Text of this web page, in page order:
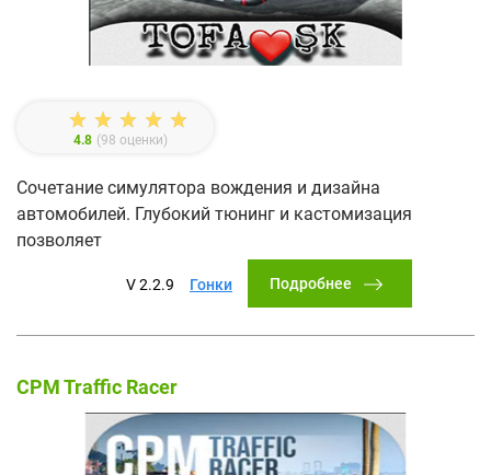
4.8 (98 оценки)
Сочетание симулятора вождения и дизайна
автомобилей. Глубокий тюнинг и кастомизация
позволяет
V 2.2.9 Гонки Подробнее
CPM Traffic Racer